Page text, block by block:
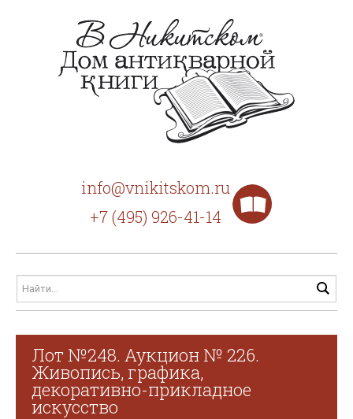
info@vnikitskom.ru
+7 (495) 926-41-14
Лот №248. Аукцион № 226.
Живопись, графика,
декоративно-прикладное
искусство